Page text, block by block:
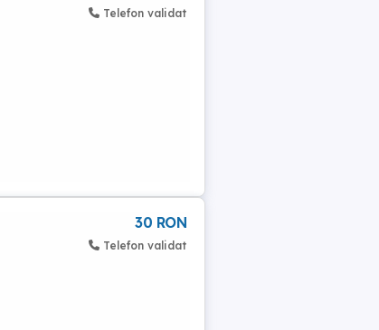
Telefon validat
30 RON
Telefon validat